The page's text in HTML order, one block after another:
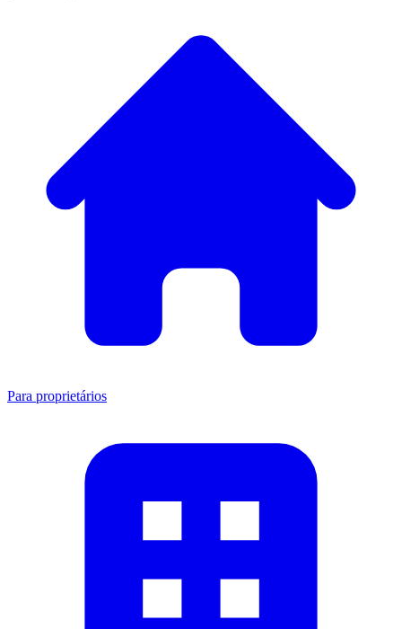
Para proprietários